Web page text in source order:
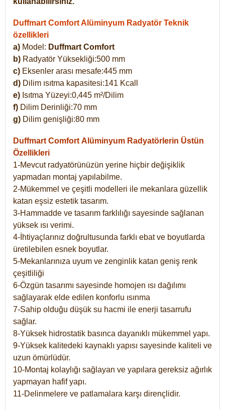
Duffmart Comfort Alüminyum Radyatör Teknik
özellikleri
a) Model: Duffmart Comfort
b) Radyatör Yüksekliği:500 mm
c) Eksenler arası mesafe:445 mm
d) Dilim ısıtma kapasitesi:141 Kcall
e) Isıtma Yüzeyi:0,445 m²/Dilim
f) Dilim Derinliği:70 mm
g) Dilim genişliği:80 mm
Duffmart Comfort Alüminyum Radyatörlerin Üstün
Özellikleri
1-Mevcut radyatörünüzün yerine hiçbir değişiklik
yapmadan montaj yapılabilme.
2-Mükemmel ve çeşitli modelleri ile mekanlara güzellik
katan eşsiz estetik tasarım.
3-Hammadde ve tasarım farklılığı sayesinde sağlanan
yüksek ısı verimi.
4-İhtiyaçlarınız doğrultusunda farklı ebat ve boyutlarda
üretilebilen esnek boyutlar.
5-Mekanlarınıza uyum ve zenginlik katan geniş renk
çeşitliliği
6-Özgün tasarımı sayesinde homojen ısı dağılımı
sağlayarak elde edilen konforlu ısınma
7-Sahip olduğu düşük su hacmi ile enerji tasarrufu
sağlar.
8-Yüksek hidrostatik basınca dayanıklı mükemmel yapı.
9-Yüksek kalitedeki kaynaklı yapısı sayesinde kaliteli ve
uzun ömürlüdür.
10-Montaj kolaylığı sağlayan ve yapılara gereksiz ağırlık
yapmayan hafif yapı.
11-Delinmelere ve patlamalara karşı dirençlidir.